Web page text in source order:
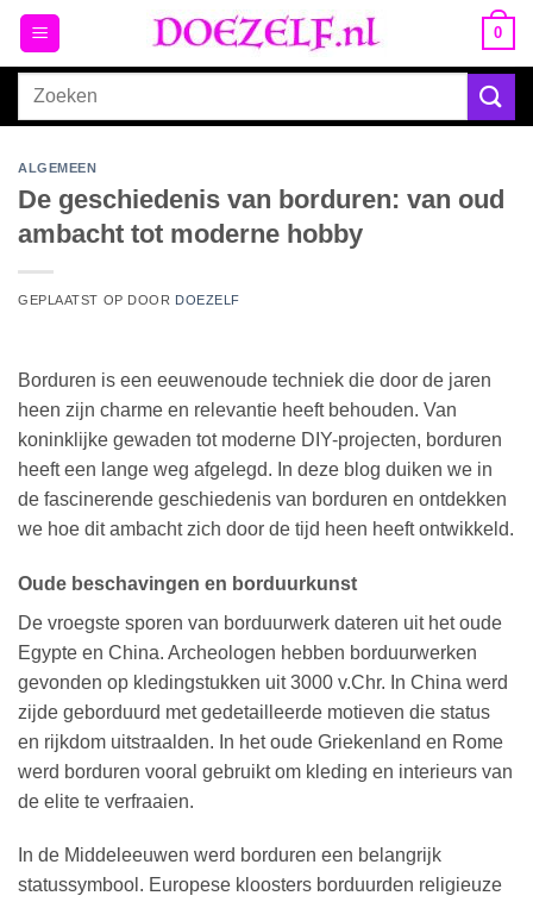
Ga
naar
inhoud
0
Zoeken
ALGEMEEN
De geschiedenis van borduren: van oud
ambacht tot moderne hobby
GEPLAATST OP DOOR DOEZELF
Borduren is een eeuwenoude techniek die door de jaren
heen zijn charme en relevantie heeft behouden. Van
koninklijke gewaden tot moderne DIY-projecten, borduren
heeft een lange weg afgelegd. In deze blog duiken we in
de fascinerende geschiedenis van borduren en ontdekken
we hoe dit ambacht zich door de tijd heen heeft ontwikkeld.
Oude beschavingen en borduurkunst
De vroegste sporen van borduurwerk dateren uit het oude
Egypte en China. Archeologen hebben borduurwerken
gevonden op kledingstukken uit 3000 v.Chr. In China werd
zijde geborduurd met gedetailleerde motieven die status
en rijkdom uitstraalden. In het oude Griekenland en Rome
werd borduren vooral gebruikt om kleding en interieurs van
de elite te verfraaien.
In de Middeleeuwen werd borduren een belangrijk
statussymbool. Europese kloosters borduurden religieuze